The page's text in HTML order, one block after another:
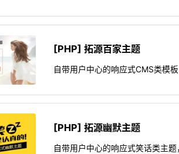
[PHP] 拓源百家主题
自带用户中心的响应式CMS类模
[PHP] 拓源幽默主题
自带用户中心的响应式笑话类主